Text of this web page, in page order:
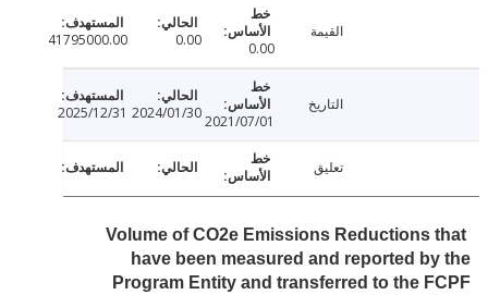
0.00
41795000.00
2021/07/01
2024/01/30
2025/12/31
Volume of CO2e Emissions Reductions
have been measured and reported
Program Entity and transferred to the